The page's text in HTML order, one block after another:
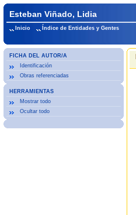
Esteban Viñado, Lidia
Inicio Índice de Entidades y Gentes
FICHA DEL AUTOR/A
Identificación
Obras referenciadas
HERRAMIENTAS
Mostrar todo
Ocultar todo